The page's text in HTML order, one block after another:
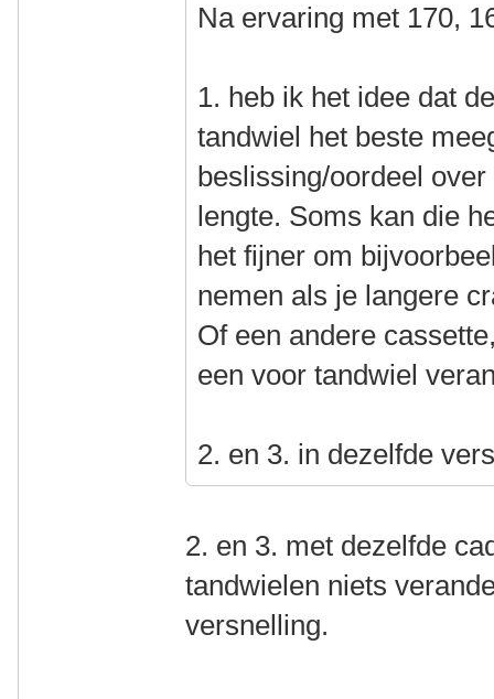
Na ervaring met 170,
1. heb ik het idee dat
tandwiel het beste
beslissing/oordeel
lengte. Soms kan die
het fijner om
nemen als je langere
Of een andere
een voor tandwiel
2. en 3. in dezelfde
2. en 3. met dezelfde
tandwielen niets
versnelling.